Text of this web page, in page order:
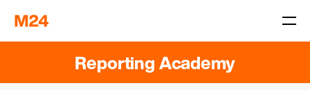
Reporting Academy